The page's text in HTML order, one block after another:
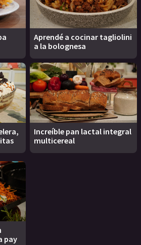
Aprendé a cocinar tagliolini
a la bolognesa
Increíble pan lactal integral
multicereal
pay